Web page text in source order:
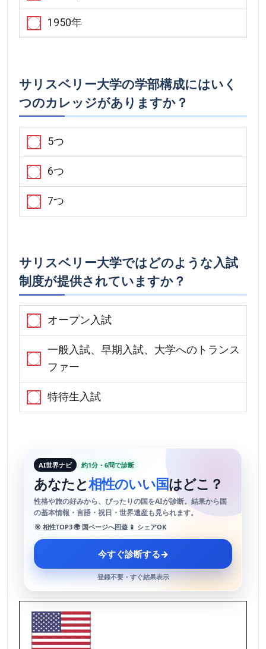
1950年
サリスベリー大学の学部構成にはいく
つのカレッジがありますか？
5つ
6つ
7つ
サリスベリー大学ではどのような入試
制度が提供されていますか？
オープン入試
一般入試、早期入試、大学へのトランス
ファー
特待生入試
AI世界ナビ 約1分・6問で診断
あなたと相性のいい国はどこ？
性格や旅の好みから、ぴったりの国をAIが診断。結果から国
の基本情報・言語・祝日・世界遺産も見られます。
🎯 相性TOP3🌍 国ページへ回遊 📱 シェアOK
今すぐ診断する→
登録不要・すぐ結果表示